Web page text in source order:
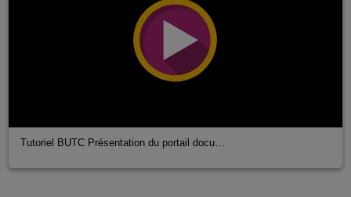
Tutoriel BUTC Présentation du portail docu…